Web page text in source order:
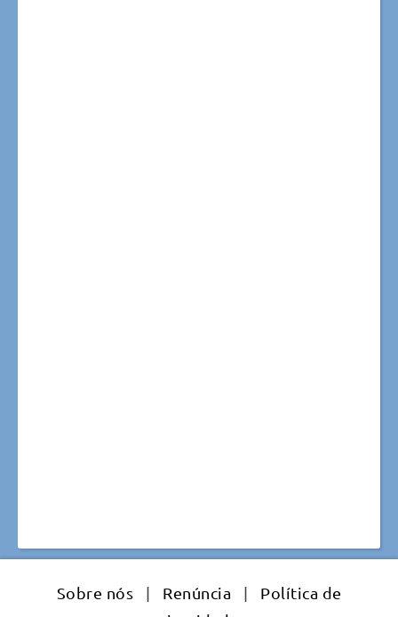
Sobre nós | Renúncia |
Política de